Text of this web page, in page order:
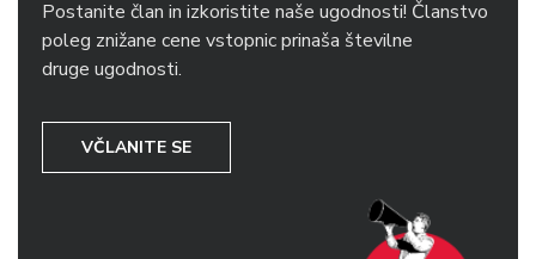
Postanite član in izkoristite naše ugodnosti! Članstvo
poleg znižane cene vstopnic prinaša številne
druge ugodnosti.
VČLANITE SE